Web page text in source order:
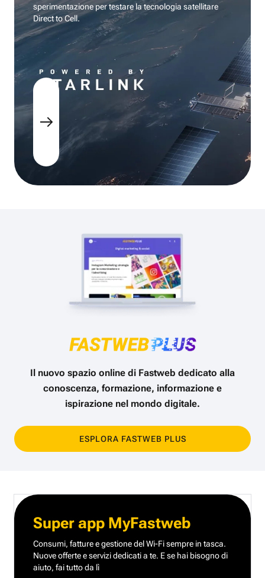
sperimentazione per testare la tecnologia satellitare
Direct to Cell.
Il nuovo spazio online di Fastweb dedicato alla
conoscenza, formazione, informazione e
ispirazione nel mondo digitale.
ESPLORA FASTWEB PLUS
Super app MyFastweb
Consumi, fatture e gestione del Wi-Fi sempre in tasca.
Nuove offerte e servizi dedicati a te. E se hai bisogno di
aiuto, fai tutto da lì